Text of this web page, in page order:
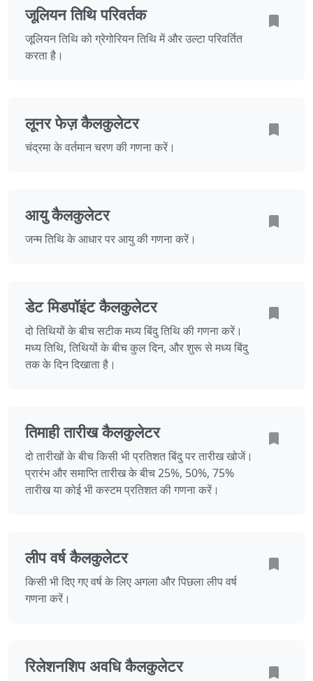
जूलियन तिथि परिवर्तक
जूलियन तिथि को ग्रेगोरियन तिथि में और उल्टा परिवर्तित
करता है।
लूनर फेज़ कैलकुलेटर
चंद्रमा के वर्तमान चरण की गणना करें।
आयु कैलकुलेटर
जन्म तिथि के आधार पर आयु की गणना करें।
डेट मिडपॉइंट कैलकुलेटर
दो तिथियों के बीच सटीक मध्य बिंदु तिथि की गणना करें।
मध्य तिथि, तिथियों के बीच कुल दिन, और शुरू से मध्य बिंदु
तक के दिन दिखाता है।
तिमाही तारीख कैलकुलेटर
दो तारीखों के बीच किसी भी प्रतिशत बिंदु पर तारीख खोजें।
प्रारंभ और समाप्ति तारीख के बीच 25%, 50%, 75%
तारीख या कोई भी कस्टम प्रतिशत की गणना करें।
लीप वर्ष कैलकुलेटर
किसी भी दिए गए वर्ष के लिए अगला और पिछला लीप वर्ष
गणना करें।
रिलेशनशिप अवधि कैलकुलेटर